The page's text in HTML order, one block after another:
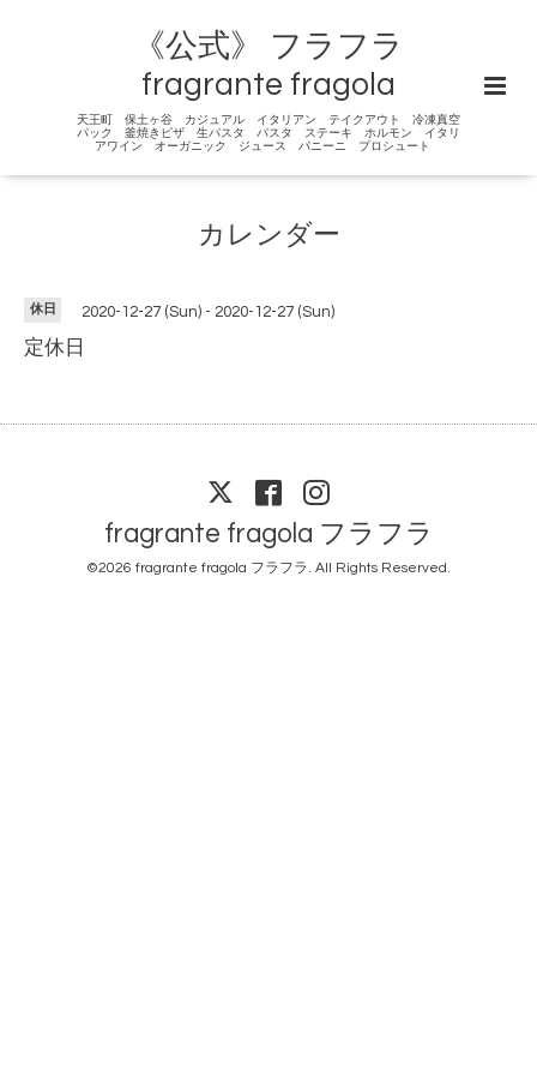
《公式》 フラフラ
fragrante fragola
天王町 保土ヶ谷 カジュアル イタリアン テイクアウト 冷凍真空
パック 釜焼きピザ 生パスタ パスタ ステーキ ホルモン イタリ
アワイン オーガニック ジュース パニーニ プロシュート
カレンダー
休日 2020-12-27 (Sun) - 2020-12-27 (Sun)
定休日
fragrante fragola フラフラ
©2026 fragrante fragola フラフラ . All Rights Reserved.